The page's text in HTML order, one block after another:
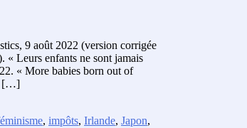
9 août 2022 (version corrigée
Leurs enfants ne sont jamais
« More babies born out of
[…]
, impôts, Irlande, Japon,